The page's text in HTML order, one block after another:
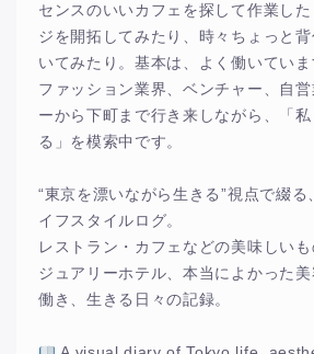
センスのいいカフェを探して作業し
ジを開拓してみたり、時々ちょっと
いてみたり。基本は、よく働いていま
ファッション業界、ベンチャー、自
ーから下町まで行き来しながら、「
る」を模索中です。
“東京を漂いながら生きる”視点で綴る
イフスタイルログ。
レストラン・カフェなどの美味しい
ジュアリーホテル、本当によかった
働き、生きる日々の記録。